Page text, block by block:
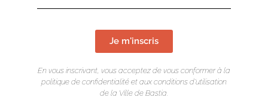
Je m'inscris
En vous inscrivant, vous acceptez de vous conformer à la
politique de confidentialité et aux conditions d’utilisation
de la Ville de Bastia.